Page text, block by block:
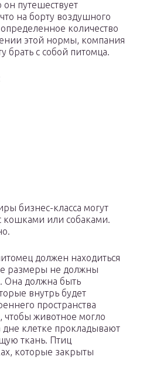
путешествует
на борту воздушного
количество
этой нормы, компания
брать с собой питомца.
бизнес-класса могут
кошками или собаками.
должен находиться
размеры не должны
Она должна быть
внутрь будет
пространства
чтобы животное могло
дне клетке прокладывают
ткань. Птиц
которые закрыты